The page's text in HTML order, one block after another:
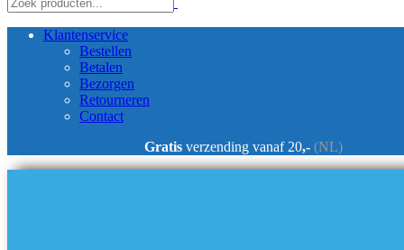
Klantenservice
Bestellen
Betalen
Bezorgen
Retourneren
Contact
Gratis verzending vanaf 20,- (NL)